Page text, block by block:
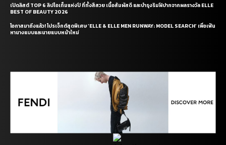
เปิดลิสต์ TOP 6 ลิปไอเท็มแห่งปี ที่ทั้งสีสวย เนื้อสัมผัสดี และบำรุงริมฝีปากจากผลรางวัล ELLE
BEST OF BEAUTY 2026
โอกาสมาถึงแล้ว! โปรเจ็กต์สุดพิเศษ ‘ELLE & ELLE MEN RUNWAY: MODEL SEARCH’ เพื่อเฟ้น
หานางแบบและนายแบบหน้าใหม่